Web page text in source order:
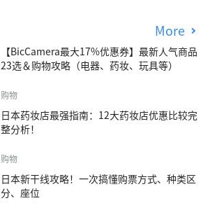
More
【BicCamera最大17%优惠券】最新人气商品
23选＆购物攻略（电器、药妆、玩具等）
购物
日本药妆店最强指南：12大药妆店优惠比较完
整分析！
购物
日本新干线攻略！一次搞懂购票方式、种类区
分、座位